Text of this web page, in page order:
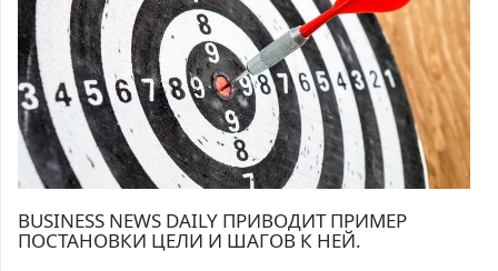
BUSINESS NEWS DAILY ПРИВОДИТ ПРИМЕР
ПОСТАНОВКИ ЦЕЛИ И ШАГОВ К НЕЙ.